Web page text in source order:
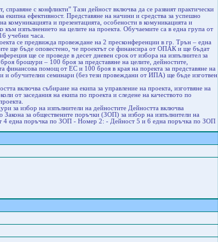
с конфликти” Тази дейност включва да се развият практически
ефективност. Представяне на начини и средства за успешно
комуникацията и презентацията, особености в комуникацията и
изпълнението на целите на проекта. Обучаемите са в една група от
учебни часа.
се предвижда провеждане на 2 пресконференции в гр. Трън – една
ще бъде оповестено, че проектът се финансира от ОПАК и ще бъдат
ще се проведе в десет дневен срок от избора на изпълнител за
брошури – 100 броя за представяне на целите, дейностите,
финансова помощ от ЕС и 100 броя в края на поректа за представяне на
и обучителни семинари (без тези провеждани от ИПА) ще бъде изготвен
включва събиране на екипа за управление на проекта, изготвяне на
от заседания на екипа по проекта и следене на качеството по
за избор на изпълнители на дейностите Дейността включва
за обществените поръчки (ЗОП) за избор на изпълнители на
една поръчка по ЗОП - Номер 2: - Дейност 5 и 6 една поръчка по ЗОП